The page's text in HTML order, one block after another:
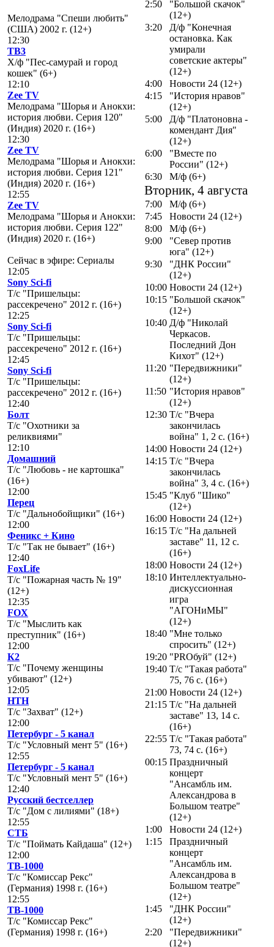
Мелодрама "Спеши любить"
(США) 2002 г. (12+)
12:30
ТВ3
Х/ф "Пес-самурай и город
кошек" (6+)
12:10
Zee TV
Мелодрама "Шорья и Анокхи:
история любви. Серия 120"
(Индия) 2020 г. (16+)
12:30
Zee TV
Мелодрама "Шорья и Анокхи:
история любви. Серия 121"
(Индия) 2020 г. (16+)
12:55
Zee TV
Мелодрама "Шорья и Анокхи:
история любви. Серия 122"
(Индия) 2020 г. (16+)
Сейчас в эфире: Сериалы
12:05
Sony Sci-fi
Т/с "Пришельцы:
рассекречено" 2012 г. (16+)
12:25
Sony Sci-fi
Т/с "Пришельцы:
рассекречено" 2012 г. (16+)
12:45
Sony Sci-fi
Т/с "Пришельцы:
рассекречено" 2012 г. (16+)
12:40
Болт
Т/с "Охотники за
реликвиями"
12:10
Домашний
Т/с "Любовь - не картошка"
(16+)
12:00
Перец
Т/с "Дальнобойщики" (16+)
12:00
Феникс + Кино
Т/с "Так не бывает" (16+)
12:40
FoxLife
Т/с "Пожарная часть № 19"
(12+)
12:35
FOX
Т/с "Мыслить как
преступник" (16+)
12:00
К2
Т/с "Почему женщины
убивают" (12+)
12:05
НТН
Т/с "Захват" (12+)
12:00
Петербург - 5 канал
Т/с "Условный мент 5" (16+)
12:55
Петербург - 5 канал
Т/с "Условный мент 5" (16+)
12:40
Русский бестселлер
Т/с "Дом с лилиями" (18+)
12:55
СТБ
Т/с "Поймать Кайдаша" (12+)
12:00
ТВ-1000
Т/с "Комиссар Рекс"
(Германия) 1998 г. (16+)
12:55
ТВ-1000
Т/с "Комиссар Рекс"
(Германия) 1998 г. (16+)
2:50
"Большой скачок"
(12+)
3:20
Д/ф "Конечная
остановка. Как
умирали
советские актеры"
(12+)
4:00
Новости 24 (12+)
4:15
"История нравов"
(12+)
5:00
Д/ф "Платоновна -
комендант Дия"
(12+)
6:00
"Вместе по
России" (12+)
6:30
М/ф (6+)
Вторник, 4 августа
7:00
М/ф (6+)
7:45
Новости 24 (12+)
8:00
М/ф (6+)
9:00
"Север против
юга" (12+)
9:30
"ДНК России"
(12+)
10:00 Новости 24 (12+)
10:15 "Большой скачок"
(12+)
10:40 Д/ф "Николай
Черкасов.
Последний Дон
Кихот" (12+)
11:20 "Передвижники"
(12+)
11:50 "История нравов"
(12+)
12:30 Т/с "Вчера
закончилась
война" 1, 2 с. (16+)
14:00 Новости 24 (12+)
14:15 Т/с "Вчера
закончилась
война" 3, 4 с. (16+)
15:45 "Клуб "Шико"
(12+)
16:00 Новости 24 (12+)
16:15 Т/с "На дальней
заставе" 11, 12 с.
(16+)
18:00 Новости 24 (12+)
18:10 Интеллектуально-
дискуссионная
игра
"АГОНиМЫ"
(12+)
18:40 "Мне только
спросить" (12+)
19:20 "PROбуй" (12+)
19:40 Т/с "Такая работа"
75, 76 с. (16+)
21:00 Новости 24 (12+)
21:15 Т/с "На дальней
заставе" 13, 14 с.
(16+)
22:55 Т/с "Такая работа"
73, 74 с. (16+)
00:15 Праздничный
концерт
"Ансамбль им.
Александрова в
Большом театре"
(12+)
1:00
Новости 24 (12+)
1:15
Праздничный
концерт
"Ансамбль им.
Александрова в
Большом театре"
(12+)
1:45
"ДНК России"
(12+)
2:20
"Передвижники"
(12+)